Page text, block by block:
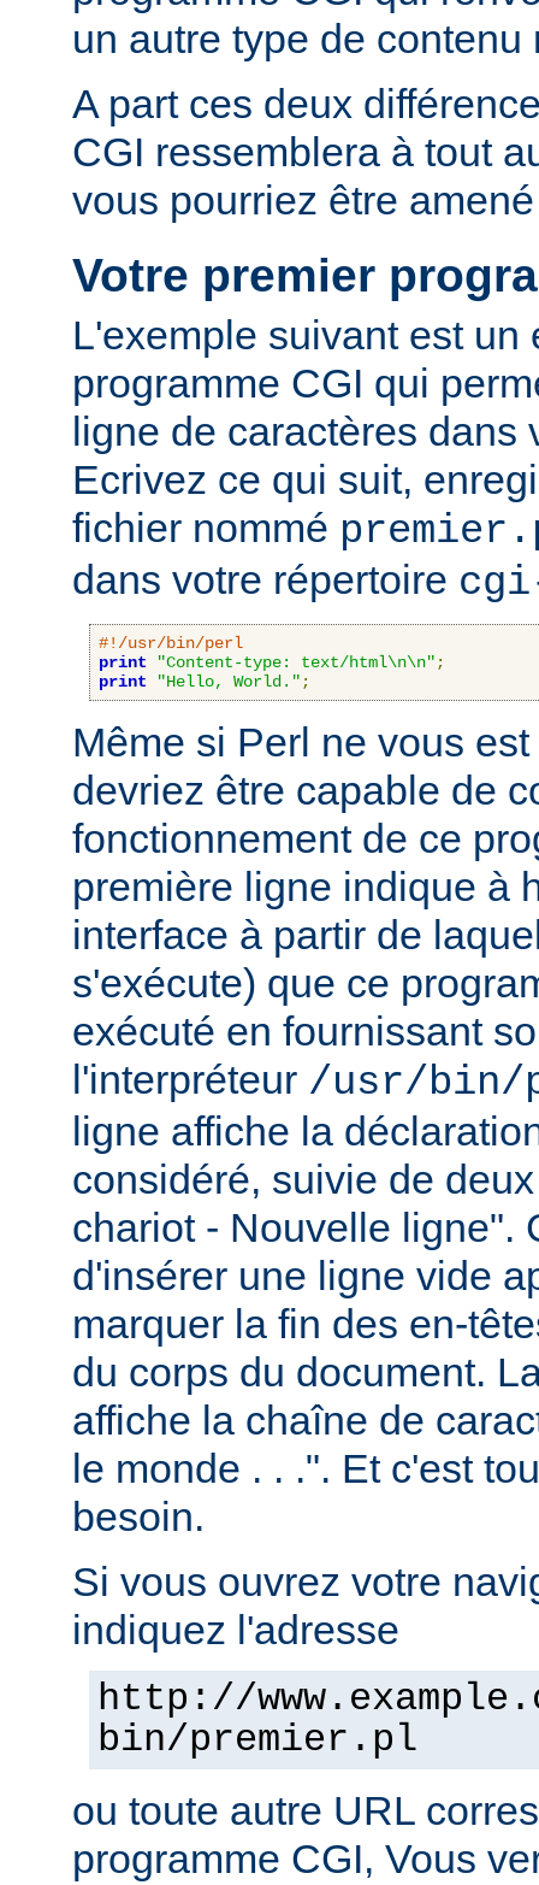
un autre type de contenu
A part ces deux
CGI ressemblera à tout
vous pourriez être
Votre premier
L'exemple suivant est un
programme CGI qui
ligne de caractères dans
Ecrivez ce qui suit,
fichier nommé
dans votre répertoire
#!/usr/bin/perl
print
"Content-type: text/html\n\n" ;
print
"Hello, World." ;
Même si Perl ne vous
devriez être capable de
fonctionnement de ce
première ligne indique à
interface à partir de
s'exécute) que ce
exécuté en fournissant
l'interpréteur /usr/bin/
ligne affiche la
considéré, suivie de
chariot - Nouvelle ligne".
d'insérer une ligne vide
marquer la fin des en-
du corps du document.
affiche la chaîne de
le monde . . .". Et c'est
besoin.
Si vous ouvrez votre
indiquez l'adresse
http://
bin/premier.pl
ou toute autre URL
programme CGI, Vous